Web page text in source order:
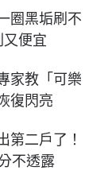
圈黑垢刷不
便宜
家教「可樂
復閃亮
第二戶了！
不透露